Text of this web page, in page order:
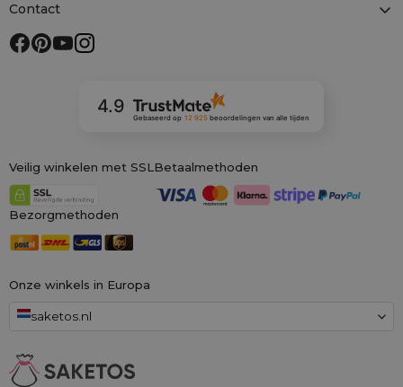
Onze winkels in Europa
saketos.nl
Contact
4.9
Gebaseerd op 12 925 beoordelingenvan alle tijden
Veilig winkelen met SSL Betaalmethoden
Bezorgmethoden